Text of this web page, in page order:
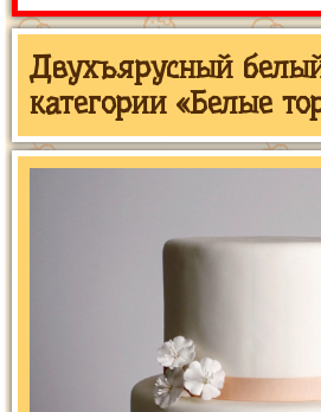
Двухъярусный
категории «Белые